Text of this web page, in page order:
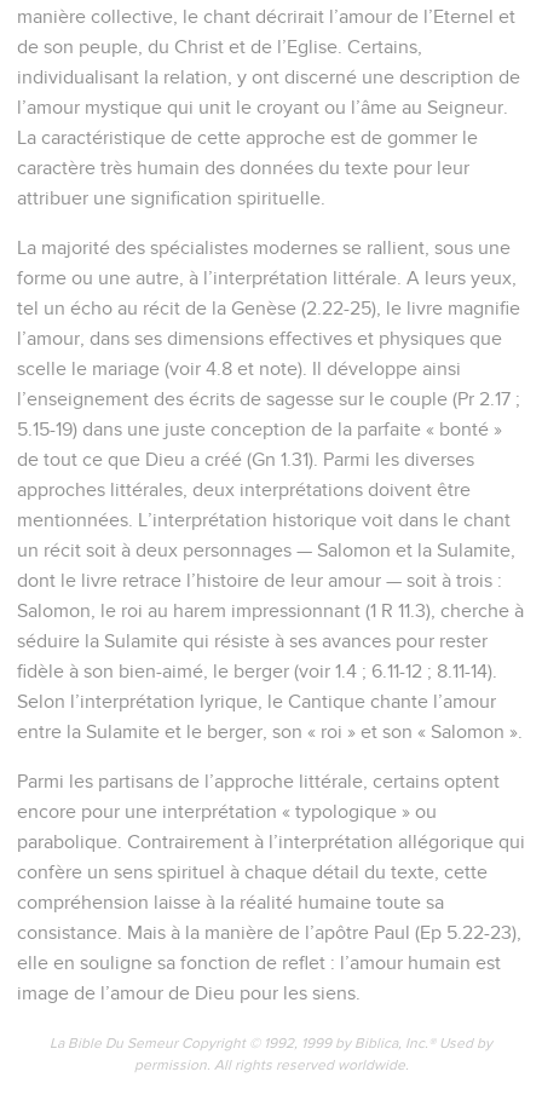
manière collective, le chant décrirait l’amour de l’Eternel et
de son peuple, du Christ et de l’Eglise. Certains,
individualisant la relation, y ont discerné une description de
l’amour mystique qui unit le croyant ou l’âme au Seigneur.
La caractéristique de cette approche est de gommer le
caractère très humain des données du texte pour leur
attribuer une signification spirituelle.
La majorité des spécialistes modernes se rallient, sous une
forme ou une autre, à l’interprétation littérale. A leurs yeux,
tel un écho au récit de la Genèse (2.22-25), le livre magnifie
l’amour, dans ses dimensions effectives et physiques que
scelle le mariage (voir 4.8 et note). Il développe ainsi
l’enseignement des écrits de sagesse sur le couple (Pr 2.17 ;
5.15-19) dans une juste conception de la parfaite « bonté »
de tout ce que Dieu a créé (Gn 1.31). Parmi les diverses
approches littérales, deux interprétations doivent être
mentionnées. L’interprétation historique voit dans le chant
un récit soit à deux personnages — Salomon et la Sulamite,
dont le livre retrace l’histoire de leur amour — soit à trois :
Salomon, le roi au harem impressionnant (1 R 11.3), cherche à
séduire la Sulamite qui résiste à ses avances pour rester
fidèle à son bien-aimé, le berger (voir 1.4 ; 6.11-12 ; 8.11-14).
Selon l’interprétation lyrique, le Cantique chante l’amour
entre la Sulamite et le berger, son « roi » et son « Salomon ».
Parmi les partisans de l’approche littérale, certains optent
encore pour une interprétation « typologique » ou
parabolique. Contrairement à l’interprétation allégorique qui
confère un sens spirituel à chaque détail du texte, cette
compréhension laisse à la réalité humaine toute sa
consistance. Mais à la manière de l’apôtre Paul (Ep 5.22-23),
elle en souligne sa fonction de reflet : l’amour humain est
image de l’amour de Dieu pour les siens.
La Bible Du Semeur Copyright © 1992, 1999 by Biblica, Inc.® Used by
permission. All rights reserved worldwide.